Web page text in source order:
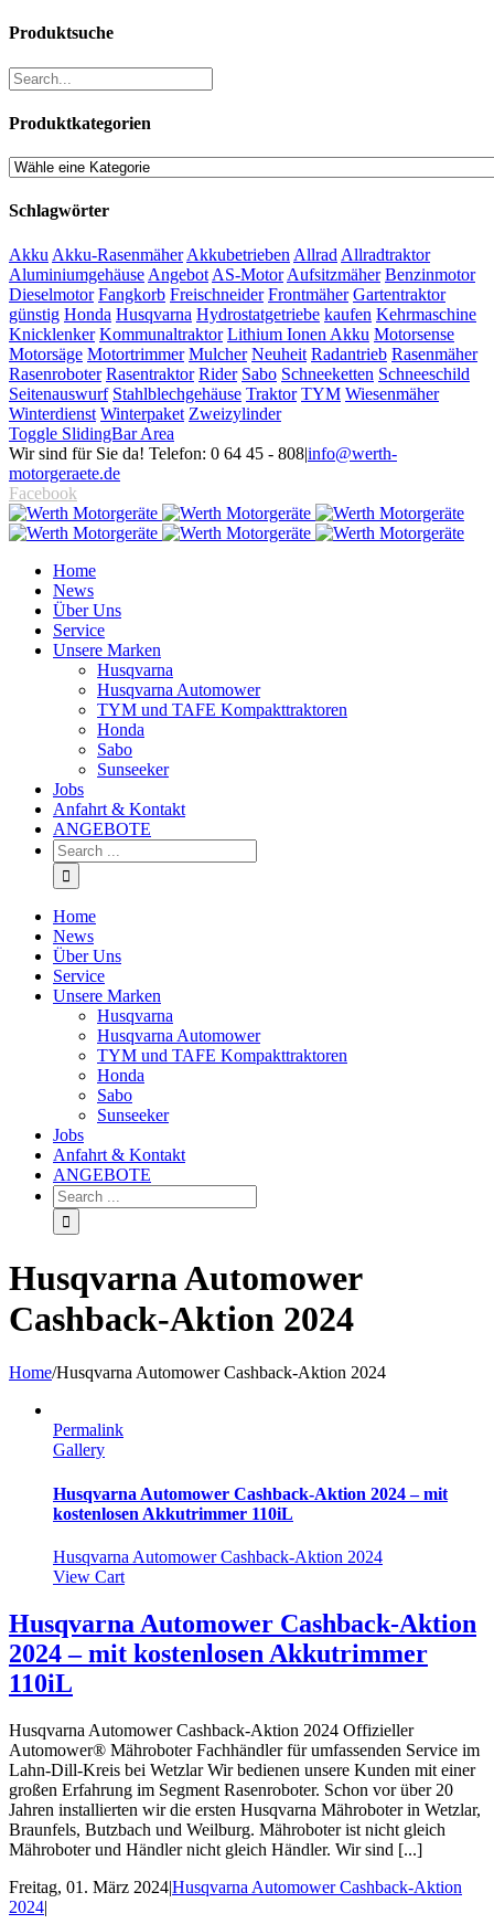
Produktsuche
Produktkategorien
Schlagwörter
Akku Akku-Rasenmäher Akkubetrieben Allrad Allradtraktor
Aluminiumgehäuse Angebot AS-Motor Aufsitzmäher Benzinmotor
Dieselmotor Fangkorb Freischneider Frontmäher Gartentraktor
günstig Honda Husqvarna Hydrostatgetriebe kaufen Kehrmaschine
Knicklenker Kommunaltraktor Lithium Ionen Akku Motorsense
Motorsäge Motortrimmer Mulcher Neuheit Radantrieb Rasenmäher
Rasenroboter Rasentraktor Rider Sabo Schneeketten Schneeschild
Seitenauswurf Stahlblechgehäuse Traktor TYM Wiesenmäher
Winterdienst Winterpaket Zweizylinder
Toggle SlidingBar Area
Wir sind für Sie da! Telefon: 0 64 45 - 808|info@werth-
motorgeraete.de
Facebook
Home
News
Über Uns
Service
Unsere Marken
Husqvarna
Husqvarna Automower
TYM und TAFE Kompakttraktoren
Honda
Sabo
Sunseeker
Jobs
Anfahrt & Kontakt
ANGEBOTE
Home
News
Über Uns
Service
Unsere Marken
Husqvarna
Husqvarna Automower
TYM und TAFE Kompakttraktoren
Honda
Sabo
Sunseeker
Jobs
Anfahrt & Kontakt
ANGEBOTE
Husqvarna Automower
Cashback-Aktion 2024
Home/Husqvarna Automower Cashback-Aktion 2024
Permalink
Gallery
Husqvarna Automower Cashback-Aktion 2024 – mit
kostenlosen Akkutrimmer 110iL
Husqvarna Automower Cashback-Aktion 2024
View Cart
Husqvarna Automower Cashback-Aktion
2024 – mit kostenlosen Akkutrimmer
110iL
Husqvarna Automower Cashback-Aktion 2024 Offizieller
Automower® Mähroboter Fachhändler für umfassenden Service im
Lahn-Dill-Kreis bei Wetzlar Wir bedienen unsere Kunden mit einer
großen Erfahrung im Segment Rasenroboter. Schon vor über 20
Jahren installierten wir die ersten Husqvarna Mähroboter in Wetzlar,
Braunfels, Butzbach und Weilburg. Mähroboter ist nicht gleich
Mähroboter und Händler nicht gleich Händler. Wir sind [...]
Freitag, 01. März 2024|Husqvarna Automower Cashback-Aktion
2024|